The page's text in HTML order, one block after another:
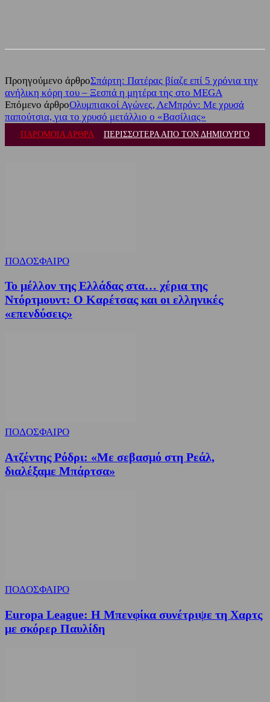
Προηγούμενο άρθροΣπάρτη: Πατέρας βίαζε επί 5 χρόνια την
ανήλικη κόρη του – Ξεσπά η μητέρα της στο MEGA
Επόμενο άρθροΟλυμπιακοί Αγώνες, ΛεΜπρόν: Με χρυσά
παπούτσια, για το χρυσό μετάλλιο ο «Βασίλιας»
ΠΑΡΟΜΟΙΑ ΑΡΘΡΑ ΠΕΡΙΣΣΟΤΕΡΑ ΑΠΟ ΤΟΝ ΔΗΜΙΟΥΡΓΟ
ΠΟΔΟΣΦΑΙΡΟ
Το μέλλον της Ελλάδας στα… χέρια της
Ντόρτμουντ: Ο Καρέτσας και οι ελληνικές
«επενδύσεις»
ΠΟΔΟΣΦΑΙΡΟ
Ατζέντης Ρόδρι: «Με σεβασμό στη Ρεάλ,
διαλέξαμε Μπάρτσα»
ΠΟΔΟΣΦΑΙΡΟ
Europa League: Η Μπενφίκα συνέτριψε τη Χαρτς
με σκόρερ Παυλίδη